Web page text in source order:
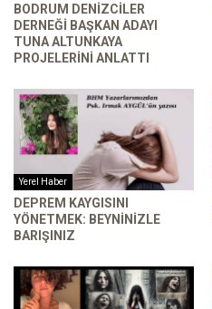
BODRUM DENIZCILER
DERNEĞI BAŞKAN ADAYI
TUNA ALTUNKAYA
PROJELERINI ANLATTI
Yerel Haber
DEPREM KAYGISINI
YÖNETMEK: BEYNINIZLE
BARIŞINIZ